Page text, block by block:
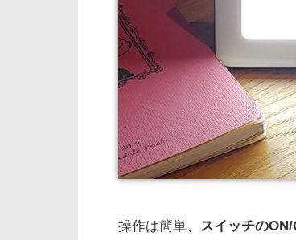
操作は簡単、 スイッチの